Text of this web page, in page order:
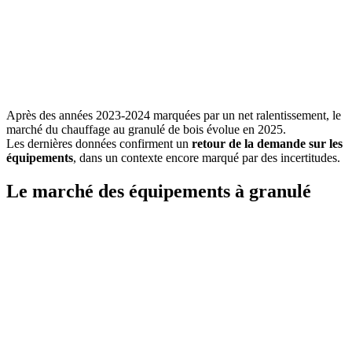
Après des années 2023-2024 marquées par un net ralentissement, le
marché du chauffage au granulé de bois évolue en 2025.
Les dernières données confirment un retour de la demande sur les
équipements, dans un contexte encore marqué par des incertitudes.
Le marché des équipements à granulé